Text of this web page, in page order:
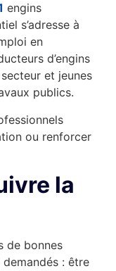
engins
s’adresse à
en
d’engins
et jeunes
publics.
ou renforcer
la
de bonnes
: être